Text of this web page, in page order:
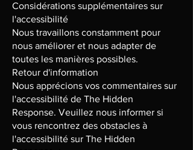
Considérations supplémentaires sur
l'accessibilité
Nous travaillons constamment pour
nous améliorer et nous adapter de
toutes les manières possibles.
Retour d'information
Nous apprécions vos commentaires sur
l'accessibilité de The Hidden
Response. Veuillez nous informer si
vous rencontrez des obstacles à
l'accessibilité sur The Hidden